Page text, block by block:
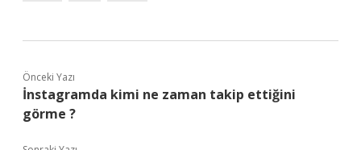
Önceki Yazı
İnstagramda kimi ne zaman takip ettiğini
görme ?